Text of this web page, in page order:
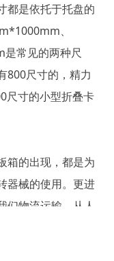
都是依托于托盘的
、
常见的两种尺
800尺寸的，精力
尺寸的小型折叠卡
箱的出现，都是为
器械的使用。更进
们物流运输，从人